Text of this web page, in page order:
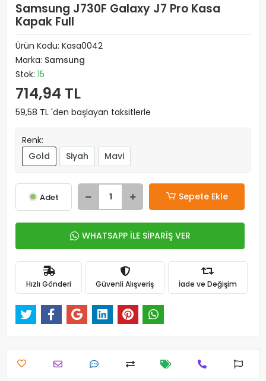
Samsung J730F Galaxy J7 Pro Kasa
Kapak Full
Ürün Kodu: Kasa0042
Marka: Samsung
Stok: 15
714,94 TL
59,58 TL 'den başlayan taksitlerle
Renk:
Gold
Siyah Mavi
Adet Sepete Ekle
WHATSAPP İLE SİPARİŞ VER
Hızlı Gönderi Güvenli Alışveriş İade ve Değişim